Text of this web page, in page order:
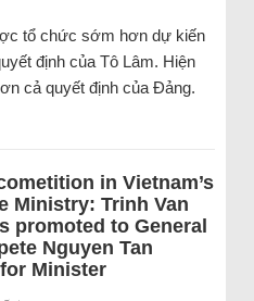
tổ chức sớm hơn dự kiến
định của Tô Lâm. Hiện
cả quyết định của Đảng.
in Vietnam’s
Ministry: Trinh Van
promoted to General
Nguyen Tan
Minister